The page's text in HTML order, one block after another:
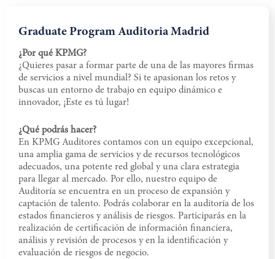
Graduate Program Auditoria Madrid
¿Por qué KPMG?
¿Quieres pasar a formar parte de una de las mayores firmas
de servicios a nivel mundial? Si te apasionan los retos y
buscas un entorno de trabajo en equipo dinámico e
innovador, ¡Este es tú lugar!
¿Qué podrás hacer?
En KPMG Auditores contamos con un equipo excepcional,
una amplia gama de servicios y de recursos tecnológicos
adecuados, una potente red global y una clara estrategia
para llegar al mercado. Por ello, nuestro equipo de
Auditoría se encuentra en un proceso de expansión y
captación de talento. Podrás colaborar en la auditoría de los
estados financieros y análisis de riesgos. Participarás en la
realización de certificación de información financiera,
análisis y revisión de procesos y en la identificación y
evaluación de riesgos de negocio.